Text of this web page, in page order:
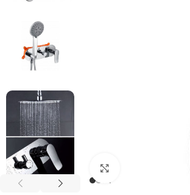
Haga clic para